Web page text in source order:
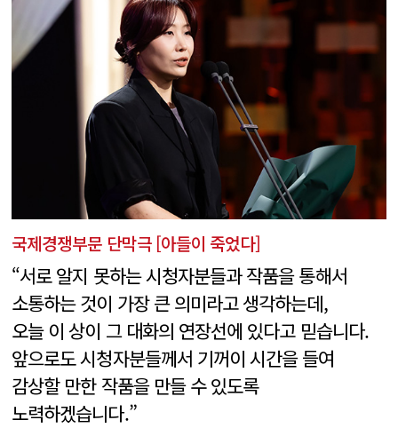
국제경쟁부문 단막극 [아들이 죽었다]
“서로 알지 못하는 시청자분들과 작품을 통해서
소통하는 것이 가장 큰 의미라고 생각하는데,
오늘 이 상이 그 대화의 연장선에 있다고 믿습니다.
앞으로도 시청자분들께서 기꺼이 시간을 들여
감상할 만한 작품을 만들 수 있도록
노력하겠습니다.”